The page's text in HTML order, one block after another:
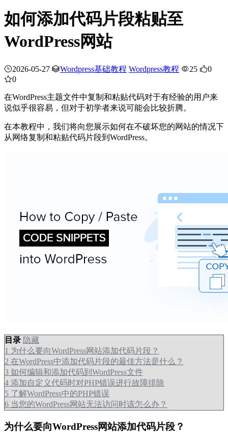
如何添加代码片段粘贴至
WordPress网站
2026-05-27 Wordpress基础教程 Wordpress教程 25
0
0
在WordPress主题文件中复制和粘贴代码对于有经验的用户来
说似乎很容易，但对于初学者来说可能会比较折腾。
在本教程中，我们将向您展示如何在不破坏您的网站的情况下
从网络复制和粘贴代码片段到WordPress。
目录 隐藏
1 为什么要向WordPress网站添加代码片段？
2 在WordPress中添加代码片段的最佳方法是什么？
3 如何编辑和添加代码到WordPress文件
4 添加自定义代码时对PHP错误进行故障排除
5 了解WordPress中的PHP错误
6 当您的WordPress网站无法访问时该怎么办？
为什么要向WordPress网站添加代码片段？